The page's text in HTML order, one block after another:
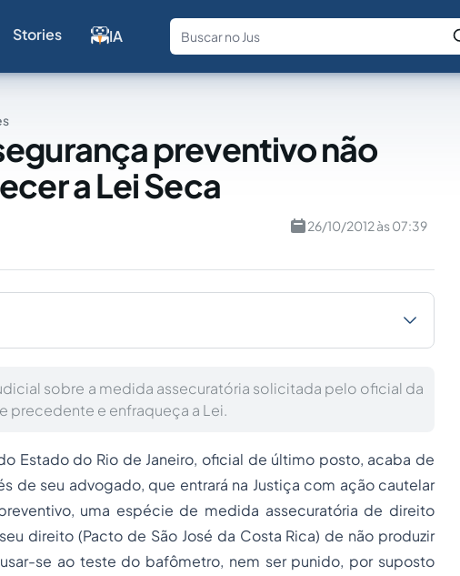
Stories IA
Fale com a IA Buscar no Jus
preventivo não
a Lei Seca
26/10/2012 às 07:39
sobre a medida assecuratória solicitada pelo oficial da
precedente e enfraqueça a Lei.
Estado do Rio de Janeiro, oficial de último posto, acaba de
de seu advogado, que entrará na Justiça com ação cautelar
uma espécie de medida assecuratória de direito
direito (Pacto de São José da Costa Rica) de não produzir
se ao teste do bafômetro, nem ser punido, por suposto